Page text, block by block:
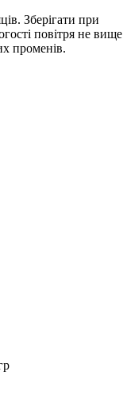
Зберігати при
повітря не
променів.